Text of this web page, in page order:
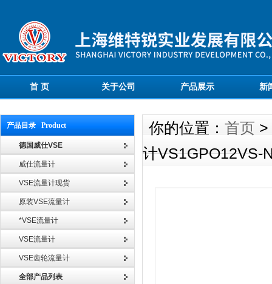
首 页 关于公司 产品展示 新
产品目录 Product
德国威仕VSE
威仕流量计
VSE流量计现货
原装VSE流量计
*VSE流量计
VSE流量计
VSE齿轮流量计
全部产品列表
你的位置： 首页 >
计VS1GPO12VS-